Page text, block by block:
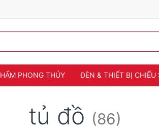
PHONG THỦY ĐÈN & THIẾT BỊ CHIẾU
tủ đồ (86)